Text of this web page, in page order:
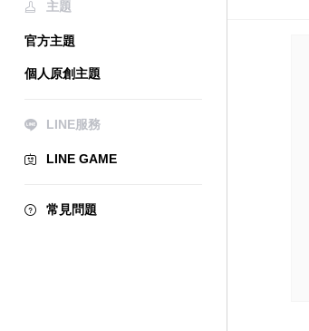
主題
官方主題
個人原創主題
LINE服務
LINE GAME
常見問題